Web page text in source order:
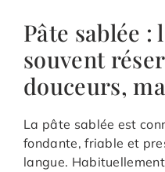
Pâte sablée :
souvent
douceurs,
La pâte sablée est
fondante, friable et
langue.